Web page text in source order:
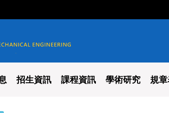
工程學系
招生資訊 課程資訊 學術研究 規